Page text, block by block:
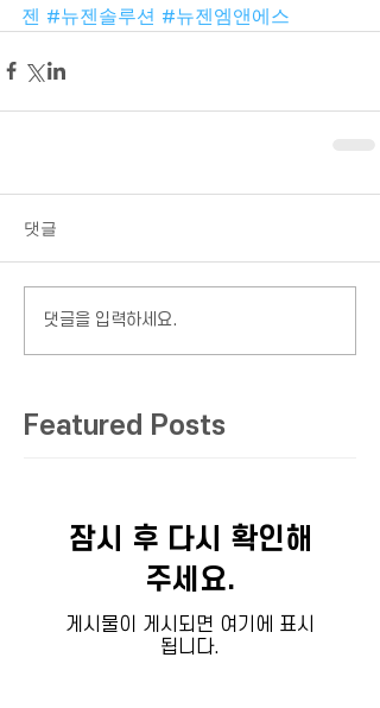
젠 #뉴젠솔루션 #뉴젠엠앤에스
댓글
댓글을 입력하세요.
Featured Posts
잠시 후 다시 확인해
주세요.
게시물이 게시되면 여기에 표시
됩니다.